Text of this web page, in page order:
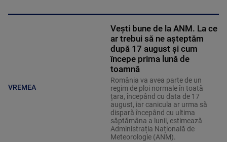
VREMEA
Vești bune de la ANM. La ce
ar trebui să ne așteptăm
după 17 august și cum
începe prima lună de
toamnă
România va avea parte de un
regim de ploi normale în toată
țara, începând cu data de 17
august, iar canicula ar urma să
dispară începând cu ultima
săptămâna a lunii, estimează
Administrația Națională de
Meteorologie (ANM).